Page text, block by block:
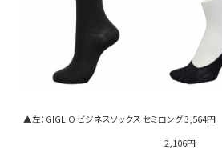
▲左：GIGLIO ビジネスソックス セミロング 3,564
2,106円